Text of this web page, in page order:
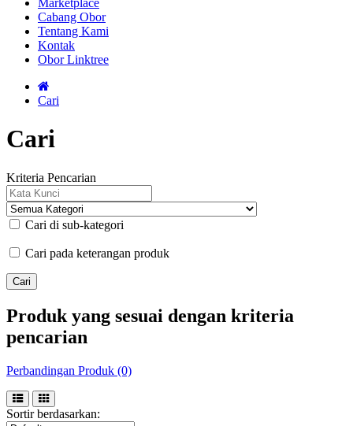
Marketplace
Cabang Obor
Tentang Kami
Kontak
Obor Linktree
Cari
Cari
Kriteria Pencarian
Cari di sub-kategori
Cari pada keterangan produk
Produk yang sesuai dengan kriteria
pencarian
Perbandingan Produk (0)
Sortir berdasarkan: